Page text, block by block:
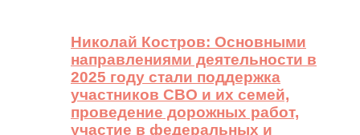
Николай Костров: Основными
направлениями деятельности в
2025 году стали поддержка
участников СВО и их семей,
проведение дорожных работ,
участие в федеральных и